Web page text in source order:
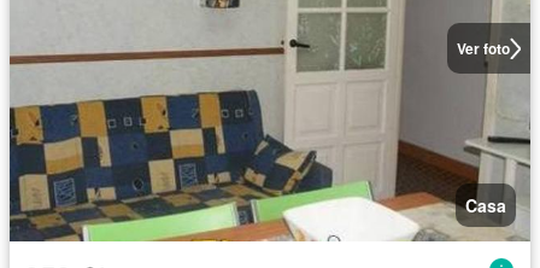
Ver foto
Casa